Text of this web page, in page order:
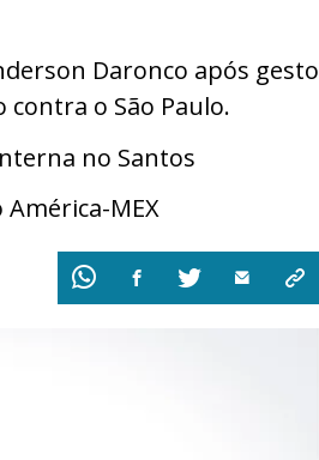
Daronco após gesto
o São Paulo.
no Santos
MEX